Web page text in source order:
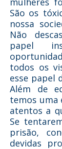
São os
nossa
Não
papel
todos os
esse papel
Além de
temos uma
atentos a
Se
prisão,
devidas